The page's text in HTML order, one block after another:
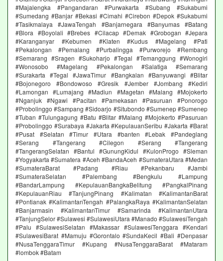
#Majalengka #Pangandaran #Purwakarta #Subang #Sukabumi
#Sumedang #Banjar #Bekasi #Cimahi #Cirebon #Depok #Sukabumi
#Tasikmalaya #JawaTengah #Banjarnegara #Banyumas #Batang
#Blora #Boyolali #Brebes #Cilacap #Demak #Grobogan #Jepara
#Karanganyar #Kebumen #Klaten #Kudus #Magelang #Pati
#Pekalongan #Pemalang #Purbalingga #Purworejo #Rembang
#Semarang #Sragen #Sukoharjo #Tegal #Temanggung #Wonogiri
#Wonosobo #Magelang #Pekalongan #Salatiga #Semarang
#Surakarta #Tegal #JawaTimur #Bangkalan #Banyuwangi #Blitar
#Bojonegoro #Bondowoso #Gresik #Jember #Jombang #Kediri
#Lamongan #Lumajang #Madiun #Magetan #Malang #Mojokerto
#Nganjuk #Ngawi #Pacitan #Pamekasan #Pasuruan #Ponorogo
#Probolinggo #Sampang #Sidoarjo #Situbondo #Sumenep #Sumenep
#Tuban #Tulungagung #Batu #Blitar #Malang #Mojokerto #Pasuruan
#Probolinggo #Surabaya #Jakarta #KepulauanSeribu #Jakarta #Barat
#Pusat #Selatan #Timur #Utara #banten #Lebak #Pandeglang
#Serang #Tangerang #Cilegon #Serang #Tangerang
#TangerangSelatan #Bantul #GunungKidul #KulonProgo #Sleman
#Yogyakarta #Sumatera #Aceh #BandaAceh #SumateraUtara #Medan
#SumateraBarat #Padang #Riau #Pekanbaru #Jambi
#SumateraSelatan #Palembang #Bengkulu #Lampung
#BandarLampung #KepulauanBangkaBelitung #PangkalPinang
#KepulauanRiau #TanjungPinang #Kalimatan #KalimantanBarat
#Pontianak #KalimantanTengah #PalangkaRaya #KalimantanSelatan
#Banjarmasin #KalimantanTimur #Samarinda #KalimantanUtara
#TanjungSelor #Sulawesi #SulawesiUtara #Manado #SulawesiTengah
#Palu #SulawesiSelatan #Makassar #SulawesiTenggara #Kendari
#SulawesiBarat #Mamuju #Gorontalo #SundaKecil #Bali #Denpasar
#NusaTenggaraTimur #Kupang #NusaTenggaraBarat #Mataram
#lombok #Batam